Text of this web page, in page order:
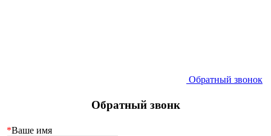
Обратный звонок
Обратный звонк
*Ваше имя